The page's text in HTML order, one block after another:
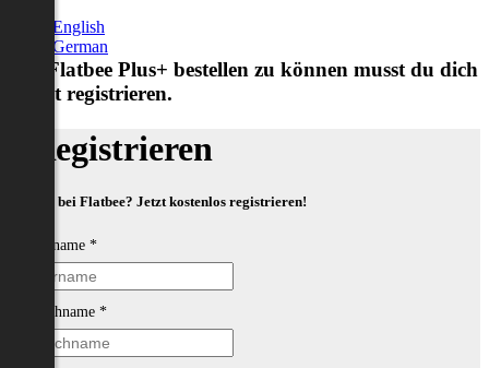
English
German
Um Flatbee Plus+ bestellen zu können musst du dich
zuerst registrieren.
Registrieren
Neu bei Flatbee? Jetzt kostenlos registrieren!
Vorname *
Nachname *